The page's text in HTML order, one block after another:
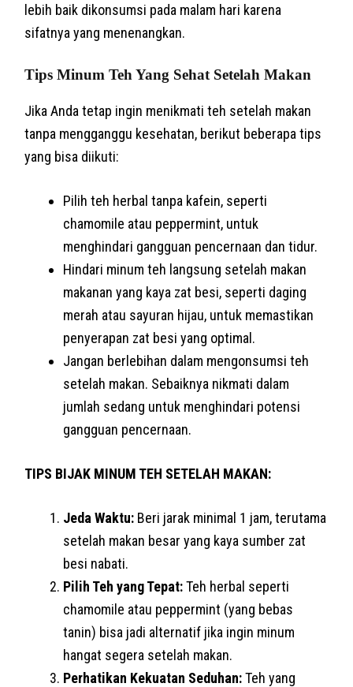
lebih baik dikonsumsi pada malam hari karena
sifatnya yang menenangkan.
Tips Minum Teh Yang Sehat Setelah Makan
Jika Anda tetap ingin menikmati teh setelah makan
tanpa mengganggu kesehatan, berikut beberapa tips
yang bisa diikuti:
Pilih teh herbal tanpa kafein, seperti
chamomile atau peppermint, untuk
menghindari gangguan pencernaan dan tidur.
Hindari minum teh langsung setelah makan
makanan yang kaya zat besi, seperti daging
merah atau sayuran hijau, untuk memastikan
penyerapan zat besi yang optimal.
Jangan berlebihan dalam mengonsumsi teh
setelah makan. Sebaiknya nikmati dalam
jumlah sedang untuk menghindari potensi
gangguan pencernaan.
TIPS BIJAK MINUM TEH SETELAH MAKAN:
Jeda Waktu: Beri jarak minimal 1 jam, terutama
setelah makan besar yang kaya sumber zat
besi nabati.
Pilih Teh yang Tepat:Teh herbal seperti
chamomile atau peppermint (yang bebas
tanin) bisa jadi alternatif jika ingin minum
hangat segera setelah makan.
Perhatikan Kekuatan Seduhan:Teh yang